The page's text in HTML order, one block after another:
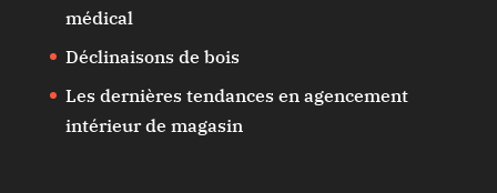
médical
Déclinaisons de bois
Les dernières tendances en agencement
intérieur de magasin